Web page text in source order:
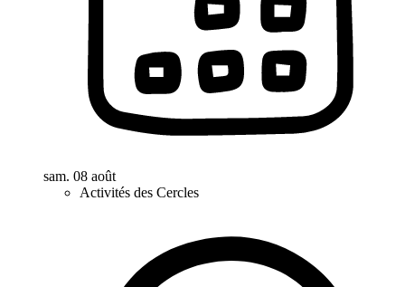
sam. 08 août
Activités des Cercles